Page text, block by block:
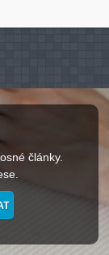
články.